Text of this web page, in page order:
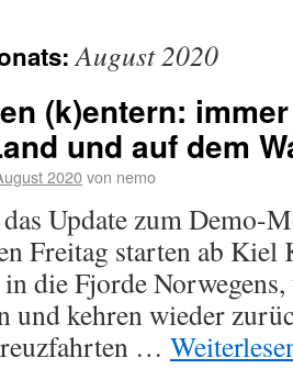
August 2020
(k)entern:
und auf dem
2020von nemo
Update zum Demo-
Freitag starten ab
die Fjorde
und kehren wieder
…